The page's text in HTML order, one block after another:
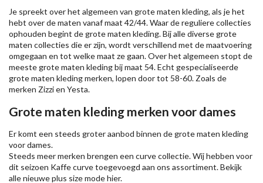
Je spreekt over het algemeen van grote maten kleding, als je het
hebt over de maten vanaf maat 42/44. Waar de reguliere collecties
ophouden begint de grote maten kleding. Bij alle diverse grote
maten collecties die er zijn, wordt verschillend met de maatvoering
omgegaan en tot welke maat ze gaan. Over het algemeen stopt de
meeste grote maten kleding bij maat 54. Echt gespecialiseerde
grote maten kleding merken, lopen door tot 58-60. Zoals de
merken Zizzien Yesta.
Grote maten kleding merken voor dames
Er komt een steeds groter aanbod binnen de grote maten kleding
voor dames.
Steeds meer merken brengen een curve collectie. Wij hebben voor
dit seizoen Kaffecurve toegevoegd aan ons assortiment. Bekijk
alle nieuweplus size modehier.